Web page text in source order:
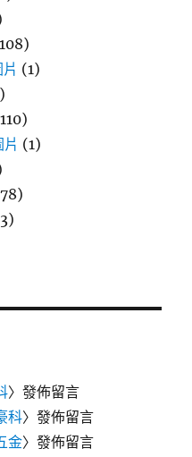
(1)
(1)
〉發佈留言
科〉發佈留言
金〉發佈留言